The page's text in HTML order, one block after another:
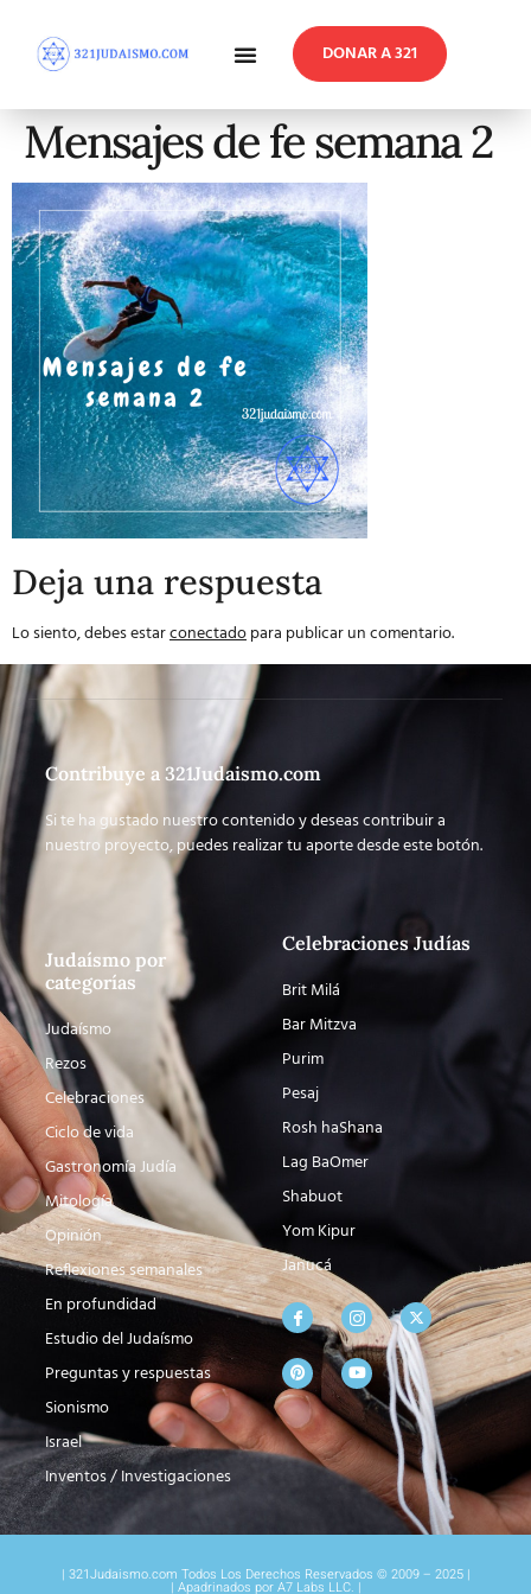
DONAR A 321
Mensajes de fe semana 2
Deja una respuesta
Lo siento, debes estarconectadopara publicar un comentario.
Contribuye a 321Judaismo.com
Si te ha gustado nuestro contenido y deseas contribuir a
nuestro proyecto, puedes realizar tu aporte desde este botón.
Judaísmo por
categorías
Judaísmo
Rezos
Celebraciones
Ciclo de vida
Gastronomía Judía
Mitología
Opinión
Reflexiones semanales
En profundidad
Estudio del Judaísmo
Preguntas y respuestas
Sionismo
Israel
Inventos / Investigaciones
Celebraciones Judías
Brit Milá
Bar Mitzva
Purim
Pesaj
Rosh haShana
Lag BaOmer
Shabuot
Yom Kipur
Janucá
| 321Judaismo.com Todos Los Derechos Reservados © 2009 – 2025 |
| Apadrinados por A7 Labs LLC. |